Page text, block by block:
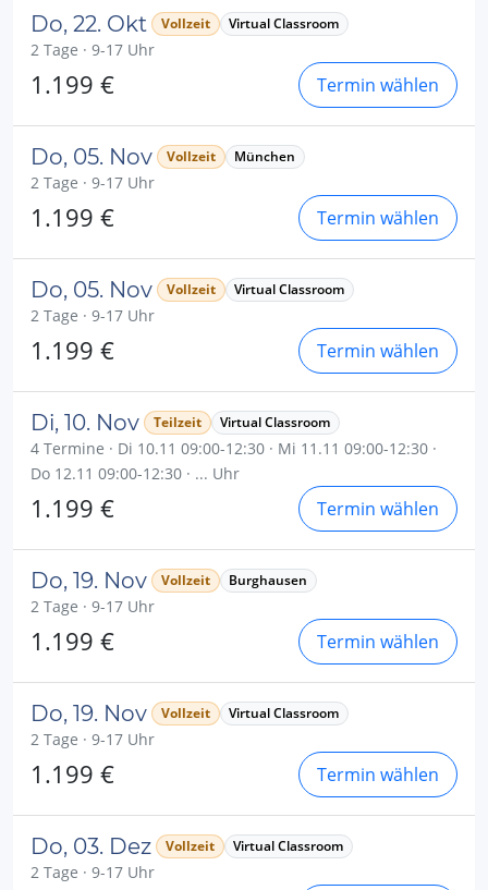
Do, 22. Okt Vollzeit Virtual Classroom
2 Tage · 9-17 Uhr
1.199 € Termin wählen
Do, 05. Nov Vollzeit München
2 Tage · 9-17 Uhr
1.199 € Termin wählen
Do, 05. Nov Vollzeit Virtual Classroom
2 Tage · 9-17 Uhr
1.199 € Termin wählen
Di, 10. Nov Teilzeit Virtual Classroom
4 Termine · Di 10.11 09:00-12:30 · Mi 11.11 09:00-12:30 ·
Do 12.11 09:00-12:30 · ... Uhr
1.199 € Termin wählen
Do, 19. Nov Vollzeit Burghausen
2 Tage · 9-17 Uhr
1.199 € Termin wählen
Do, 19. Nov Vollzeit Virtual Classroom
2 Tage · 9-17 Uhr
1.199 € Termin wählen
Do, 03. Dez Vollzeit Virtual Classroom
2 Tage · 9-17 Uhr